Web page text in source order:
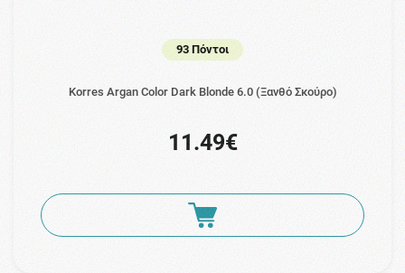
93 Πόντοι
Korres Argan Color Dark Blonde 6.0 (Ξανθό Σκούρο)
11.49€